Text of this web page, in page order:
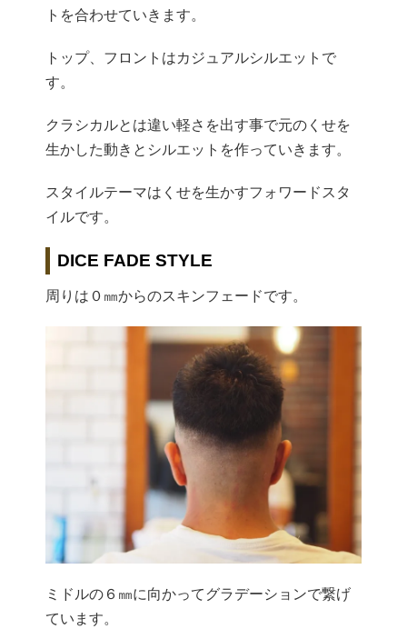
トを合わせていきます。
トップ、フロントはカジュアルシルエットで
す。
クラシカルとは違い軽さを出す事で元のくせを
生かした動きとシルエットを作っていきます。
スタイルテーマはくせを生かすフォワードスタ
イルです。
DICE FADE STYLE
周りは０㎜からのスキンフェードです。
ミドルの６㎜に向かってグラデーションで繋げ
ています。